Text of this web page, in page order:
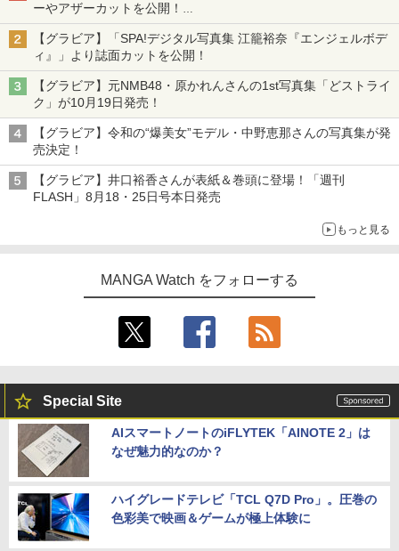
ーやアザーカットを公開！
タイトルは「offcourt（オフコート）」に決定
【グラビア】「SPA!デジタル写真集 江籠裕奈『エンジェルボデ
ィ』」より誌面カットを公開！
【グラビア】元NMB48・原かれんさんの1st写真集「どストライ
ク」が10月19日発売！
【グラビア】令和の“爆美女”モデル・中野恵那さんの写真集が発
売決定！
【グラビア】井口裕香さんが表紙＆巻頭に登場！「週刊
FLASH」8月18・25日号本日発売
もっと見る
MANGA Watch をフォローする
Special Site
AIスマートノートのiFLYTEK「AINOTE 2」は
なぜ魅力的なのか？
ハイグレードテレビ「TCL Q7D Pro」。圧巻の
色彩美で映画＆ゲームが極上体験に